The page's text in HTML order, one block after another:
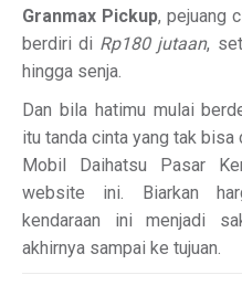
Granmax Pickup, pejuang
berdiri di Rp180 jutaan,
hingga senja.
Dan bila hatimu mulai
itu tanda cinta yang tak
Mobil Daihatsu Pasar
website ini. Biarkan
kendaraan ini menjadi
akhirnya sampai ke tujuan.